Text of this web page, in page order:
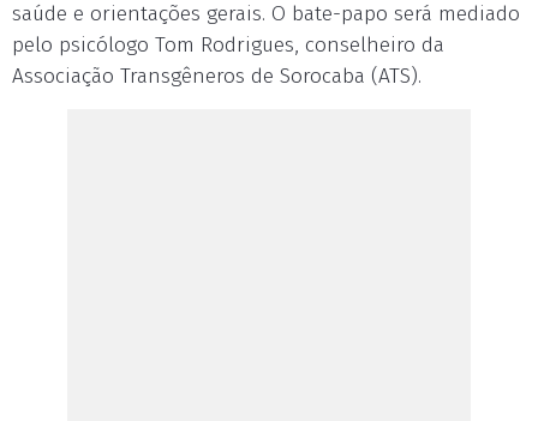
saúde e orientações gerais. O bate-papo será mediado
pelo psicólogo Tom Rodrigues, conselheiro da
Associação Transgêneros de Sorocaba (ATS).